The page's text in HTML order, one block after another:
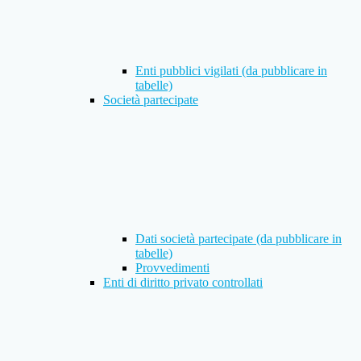
Enti pubblici vigilati (da pubblicare in
tabelle)
Società partecipate
Dati società partecipate (da pubblicare in
tabelle)
Provvedimenti
Enti di diritto privato controllati